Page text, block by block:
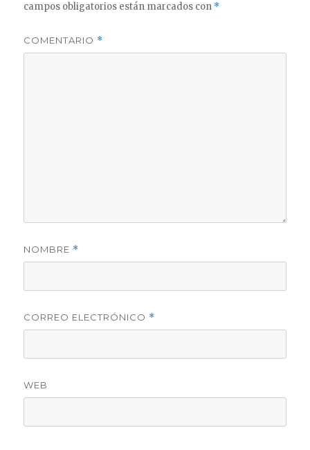
campos obligatorios están marcados con *
COMENTARIO *
NOMBRE *
CORREO ELECTRÓNICO *
WEB